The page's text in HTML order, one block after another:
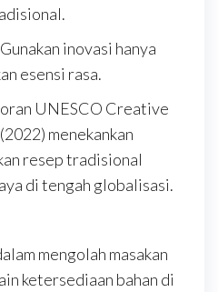
inovasi hanya
esensi rasa.
UNESCO Creative
menekankan
resep tradisional
di tengah globalisasi.
mengolah masakan
ketersediaan bahan di